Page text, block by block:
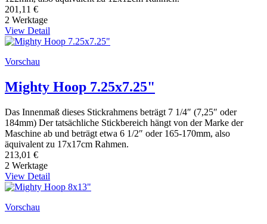
201,11 €
2 Werktage
View Detail
Vorschau
Mighty Hoop 7.25x7.25"
Das Innenmaß dieses Stickrahmens beträgt 7 1/4″ (7,25″ oder
184mm) Der tatsächliche Stickbereich hängt von der Marke der
Maschine ab und beträgt etwa 6 1/2″ oder 165-170mm, also
äquivalent zu 17x17cm Rahmen.
213,01 €
2 Werktage
View Detail
Vorschau